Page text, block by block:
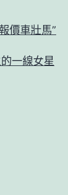
價車壯馬”
一線女星